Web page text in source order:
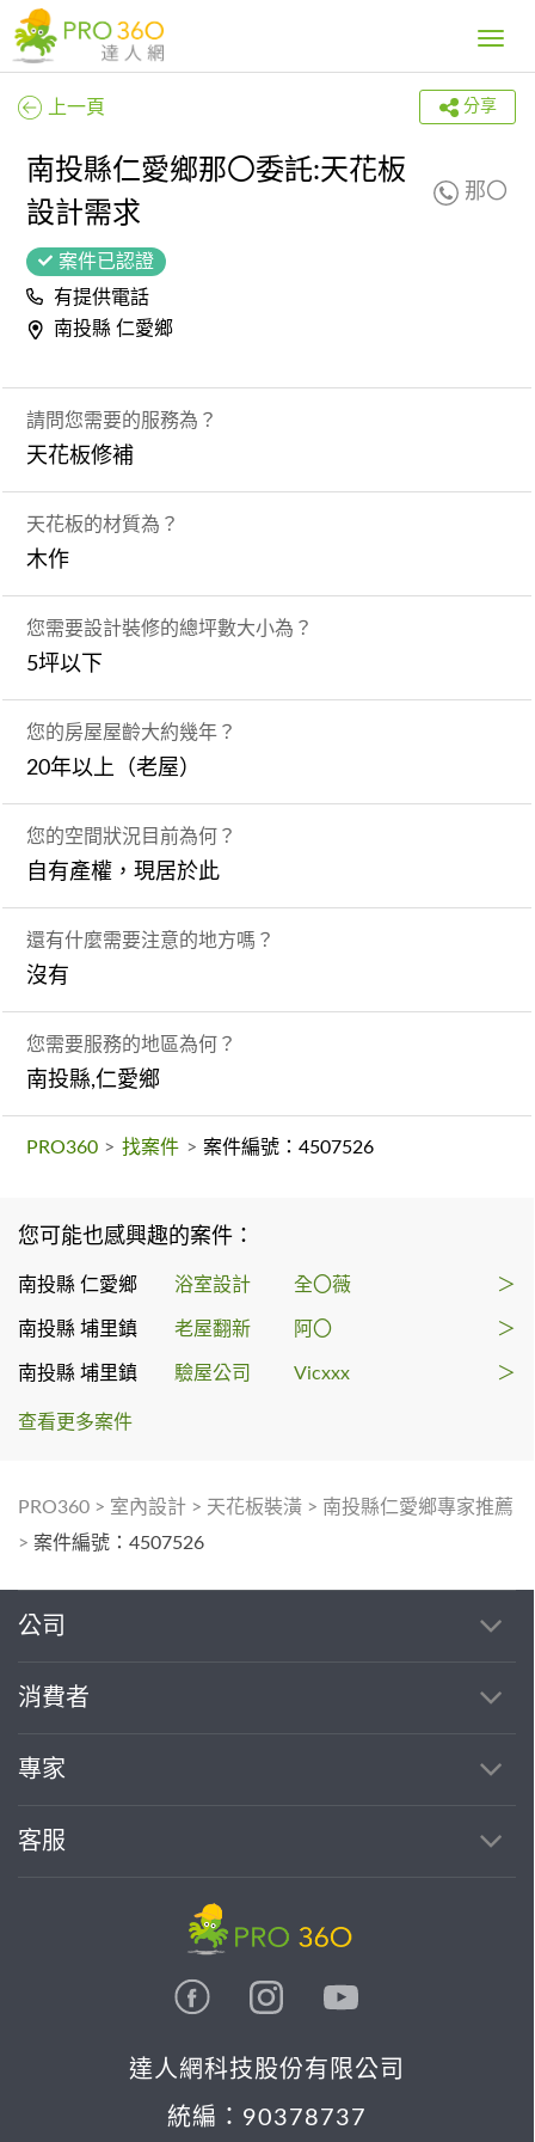
Toggle
上一頁 分享
南投縣仁愛鄉那〇委託:天花板
設計需求
那〇
案件已認證
有提供電話
南投縣 仁愛鄉
請問您需要的服務為？
天花板修補
天花板的材質為？
木作
您需要設計裝修的總坪數大小為？
5坪以下
您的房屋屋齡大約幾年？
20年以上（老屋）
您的空間狀況目前為何？
自有產權，現居於此
還有什麼需要注意的地方嗎？
沒有
您需要服務的地區為何？
南投縣,仁愛鄉
PRO360 > 找案件 > 案件編號：4507526
您可能也感興趣的案件：
南投縣 仁愛鄉 浴室設計 全〇薇 ＞
南投縣 埔里鎮 老屋翻新 阿〇 ＞
南投縣 埔里鎮 驗屋公司 Vicxxx ＞
查看更多案件
PRO360 > 室內設計 > 天花板裝潢 > 南投縣仁愛鄉專家推薦
> 案件編號：4507526
公司
消費者
專家
客服
達人網科技股份有限公司
統編：90378737